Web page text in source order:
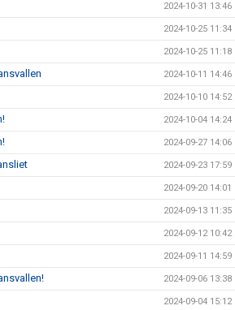
2024-10-31 13:46
2024-10-25 11:34
2024-10-25 11:18
2024-10-11 14:46
2024-10-10 14:52
2024-10-04 14:24
2024-09-27 14:06
2024-09-23 17:59
2024-09-20 14:01
2024-09-13 11:35
2024-09-12 10:42
2024-09-11 14:59
2024-09-06 13:38
2024-09-04 15:12